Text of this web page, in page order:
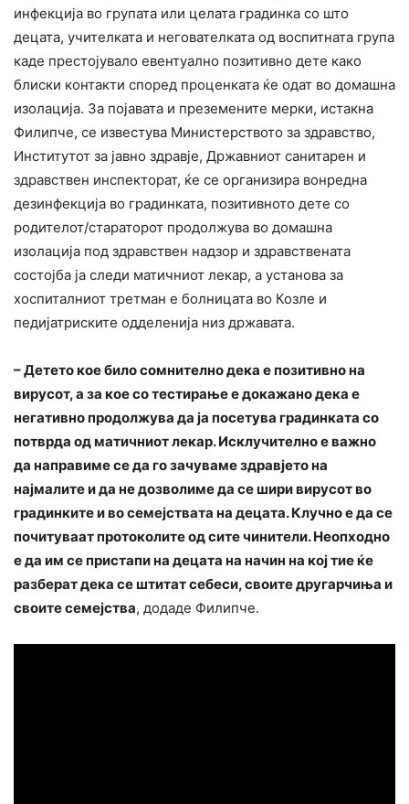
инфекција во групата или целата градинка со што
децата, учителката и негователката од воспитната група
каде престојувало евентуално позитивно дете како
блиски контакти според проценката ќе одат во домашна
изолација. За појавата и преземените мерки, истакна
Филипче, се известува Министерството за здравство,
Институтот за јавно здравје, Државниот санитарен и
здравствен инспекторат, ќе се организира вонредна
дезинфекција во градинката, позитивното дете со
родителот/стараторот продолжува во домашна
изолација под здравствен надзор и здравствената
состојба ја следи матичниот лекар, а установа за
хоспиталниот третман е болницата во Козле и
педијатриските одделенија низ државата.
– Детето кое било сомнително дека е позитивно на
вирусот, а за кое со тестирање е докажано дека е
негативно продолжува да ја посетува градинката со
потврда од матичниот лекар. Исклучително е важно
да направиме се да го зачуваме здравјето на
најмалите и да не дозволиме да се шири вирусот во
градинките и во семејствата на децата. Клучно е да се
почитуваат протоколите од сите чинители. Неопходно
е да им се пристапи на децата на начин на кој тие ќе
разберат дека се штитат себеси, своите другарчиња и
своите семејства, додаде Филипче.